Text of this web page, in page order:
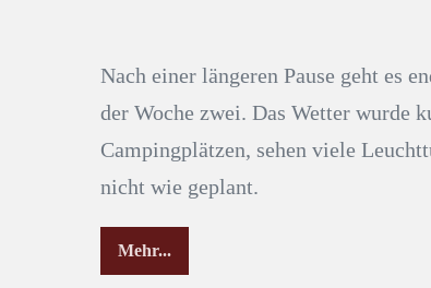
Nach einer längeren Pause geht es
der Woche zwei. Das Wetter wurde
Campingplätzen, sehen viele
nicht wie geplant.
Mehr...